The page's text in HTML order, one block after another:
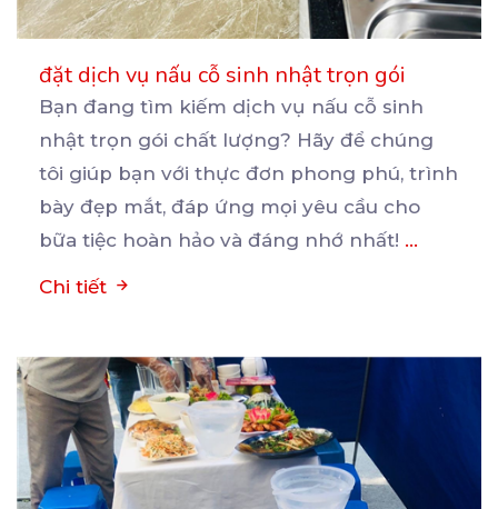
đặt dịch vụ nấu cỗ sinh nhật trọn gói
Bạn đang tìm kiếm dịch vụ nấu cỗ sinh
nhật trọn gói chất lượng? Hãy để chúng
tôi giúp bạn với thực đơn phong phú, trình
bày đẹp mắt, đáp ứng mọi yêu cầu cho
bữa tiệc hoàn hảo và đáng nhớ nhất! ...
Chi tiết